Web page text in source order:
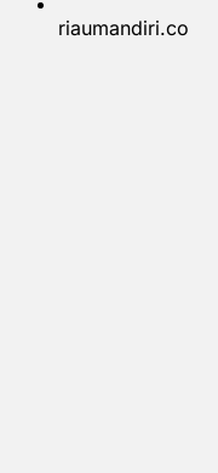
riaumandiri.co